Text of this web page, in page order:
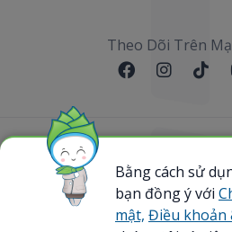
Theo Dõi Trên
Sơ đồ website
@ 2023 Bamboo Airways
Reserved.
Business Registration Code:
Bằng cách sử
bạn đồng ý với
mật, Điều khoản